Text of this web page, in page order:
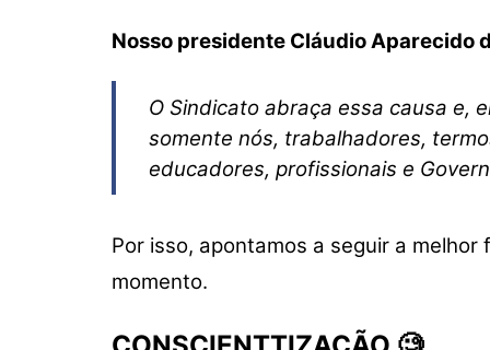
Nosso presidente Cláudio Aparecido
O Sindicato abraça essa causa e,
somente nós, trabalhadores,
educadores, profissionais e
Por isso, apontamos a seguir a
momento.